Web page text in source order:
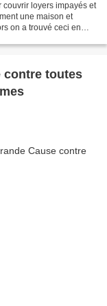
couvrir loyers impayés et
une maison et
on a trouvé ceci en
contre toutes